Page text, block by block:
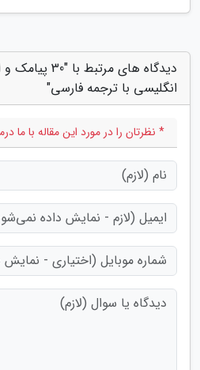
دیدگاه های
انگلیسی با ترجمه فارسی"
* نظرتان را در مورد این مقاله با ما